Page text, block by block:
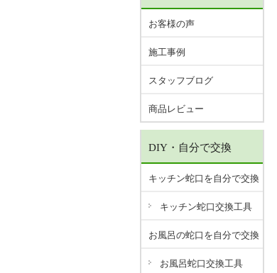
お客様の声
施工事例
スタッフブログ
商品レビュー
DIY・自分で交換
キッチン蛇口を自分で交換
キッチン蛇口交換工具
お風呂の蛇口を自分で交換
お風呂蛇口交換工具